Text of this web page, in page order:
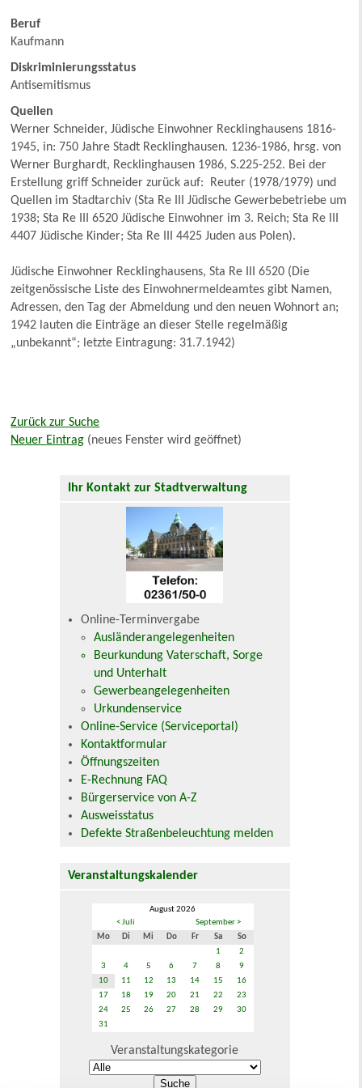
Beruf
Kaufmann
Diskriminierungsstatus
Antisemitismus
Quellen
Werner Schneider, Jüdische Einwohner Recklinghausens 1816-
1945, in: 750 Jahre Stadt Recklinghausen. 1236-1986, hrsg. von
Werner Burghardt, Recklinghausen 1986, S.225-252. Bei der
Erstellung griff Schneider zurück auf: Reuter (1978/1979) und
Quellen im Stadtarchiv (Sta Re III Jüdische Gewerbebetriebe um
1938; Sta Re III 6520 Jüdische Einwohner im 3. Reich; Sta Re III
4407 Jüdische Kinder; Sta Re III 4425 Juden aus Polen).
Jüdische Einwohner Recklinghausens, Sta Re III 6520 (Die
zeitgenössische Liste des Einwohnermeldeamtes gibt Namen,
Adressen, den Tag der Abmeldung und den neuen Wohnort an;
1942 lauten die Einträge an dieser Stelle regelmäßig
„unbekannt“; letzte Eintragung: 31.7.1942)
Zurück zur Suche
Neuer Eintrag (neues Fenster wird geöffnet)
Ihr Kontakt zur Stadtverwaltung
Online-Terminvergabe
Ausländerangelegenheiten
Beurkundung Vaterschaft, Sorge
und Unterhalt
Gewerbeangelegenheiten
Urkundenservice
Online-Service (Serviceportal)
Kontaktformular
Öffnungszeiten
E-Rechnung FAQ
Bürgerservice von A-Z
Ausweisstatus
Defekte Straßenbeleuchtung melden
Veranstaltungskalender
August 2026
< Juli
September >
Mo
Di Mi Do Fr Sa
So
1
2
3
4 5 6 7 8
9
10
11 12 13 14 15
16
17
18 19 20 21 22
23
24
25 26 27 28 29
30
31
Veranstaltungskategorie